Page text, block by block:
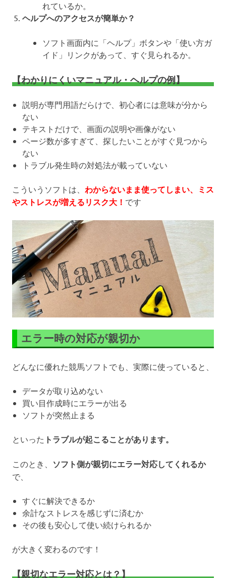
れているか。
ヘルプへのアクセスが簡単か？
ソフト画面内に「ヘルプ」ボタンや「使い方ガ
イド」リンクがあって、すぐ見られるか。
【わかりにくいマニュアル・ヘルプの例】
説明が専門用語だらけで、初心者には意味が分から
ない
テキストだけで、画面の説明や画像がない
ページ数が多すぎて、探したいことがすぐ見つから
ない
トラブル発生時の対処法が載っていない
こういうソフトは、 わからないまま使ってしまい、ミス
やストレスが増えるリスク大！ です
エラー時の対応が親切か
どんなに優れた競馬ソフトでも、実際に使っていると、
データが取り込めない
買い目作成時にエラーが出る
ソフトが突然止まる
といった トラブルが起こることがあります。
このとき、 ソフト側が親切にエラー対応してくれるか
で、
すぐに解決できるか
余計なストレスを感じずに済むか
その後も安心して使い続けられるか
が大きく変わるのです！
【親切なエラー対応とは？】